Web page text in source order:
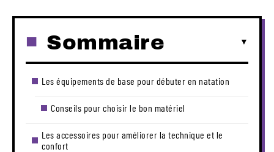
Sommaire
Les équipements de base pour débuter en natation
Conseils pour choisir le bon matériel
Les accessoires pour améliorer la technique et le
confort